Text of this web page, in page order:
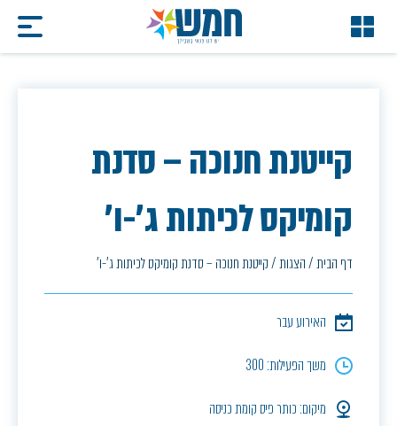
קייטנת חנוכה – סדנת
קומיקס לכיתות ג'-ו'
דף הבית/הצגות/קייטנת חנוכה – סדנת קומיקס לכיתות ג'-ו'
האירוע עבר
משך הפעילות: 300
מיקום: כותר פיס קומת כניסה